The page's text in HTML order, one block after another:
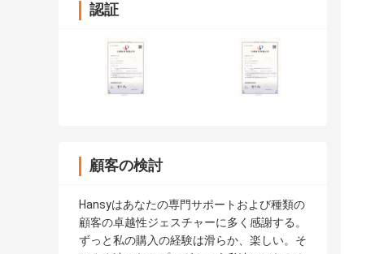
認証
顧客の検討
Hansyはあなたの専門サポートおよび種類の
顧客の卓越性ジェスチャーに多く感謝する。
ずっと私の購入の経験は滑らか、楽しい。そ